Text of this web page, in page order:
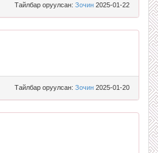
Тайлбар оруулсан: Зочин 2025-01-22
Тайлбар оруулсан: Зочин 2025-01-20